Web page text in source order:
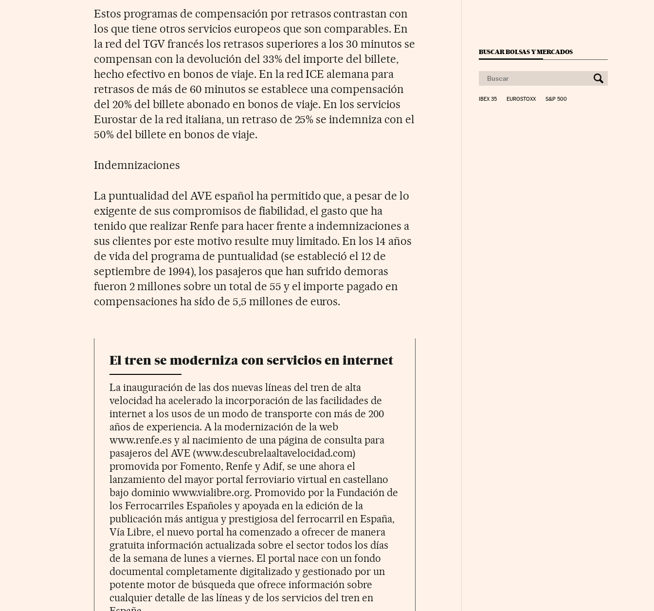
Estos programas de compensación por retrasos contrastan con
los que tiene otros servicios europeos que son comparables. En
la red del TGV francés los retrasos superiores a los 30 minutos se
compensan con la devolución del 33% del importe del billete,
hecho efectivo en bonos de viaje. En la red ICE alemana para
retrasos de más de 60 minutos se establece una compensación
del 20% del billete abonado en bonos de viaje. En los servicios
Eurostar de la red italiana, un retraso de 25% se indemniza con el
50% del billete en bonos de viaje.
Indemnizaciones
La puntualidad del AVE español ha permitido que, a pesar de lo
exigente de sus compromisos de fiabilidad, el gasto que ha
tenido que realizar Renfe para hacer frente a indemnizaciones a
sus clientes por este motivo resulte muy limitado. En los 14 años
de vida del programa de puntualidad (se estableció el 12 de
septiembre de 1994), los pasajeros que han sufrido demoras
fueron 2 millones sobre un total de 55 y el importe pagado en
compensaciones ha sido de 5,5 millones de euros.
El tren se moderniza con servicios en internet
La inauguración de las dos nuevas líneas del tren de alta
velocidad ha acelerado la incorporación de las facilidades de
internet a los usos de un modo de transporte con más de 200
años de experiencia. A la modernización de la web
www.renfe.es y al nacimiento de una página de consulta para
pasajeros del AVE (www.descubrelaaltavelocidad.com)
promovida por Fomento, Renfe y Adif, se une ahora el
lanzamiento del mayor portal ferroviario virtual en castellano
bajo dominio www.vialibre.org. Promovido por la Fundación de
los Ferrocarriles Españoles y apoyada en la edición de la
publicación más antigua y prestigiosa del ferrocarril en España,
Vía Libre, el nuevo portal ha comenzado a ofrecer de manera
gratuita información actualizada sobre el sector todos los días
de la semana de lunes a viernes. El portal nace con un fondo
documental completamente digitalizado y gestionado por un
potente motor de búsqueda que ofrece información sobre
cualquier detalle de las líneas y de los servicios del tren en
BUSCAR BOLSAS Y MERCADOS
IBEX 35 EUROSTOXX S&P 500